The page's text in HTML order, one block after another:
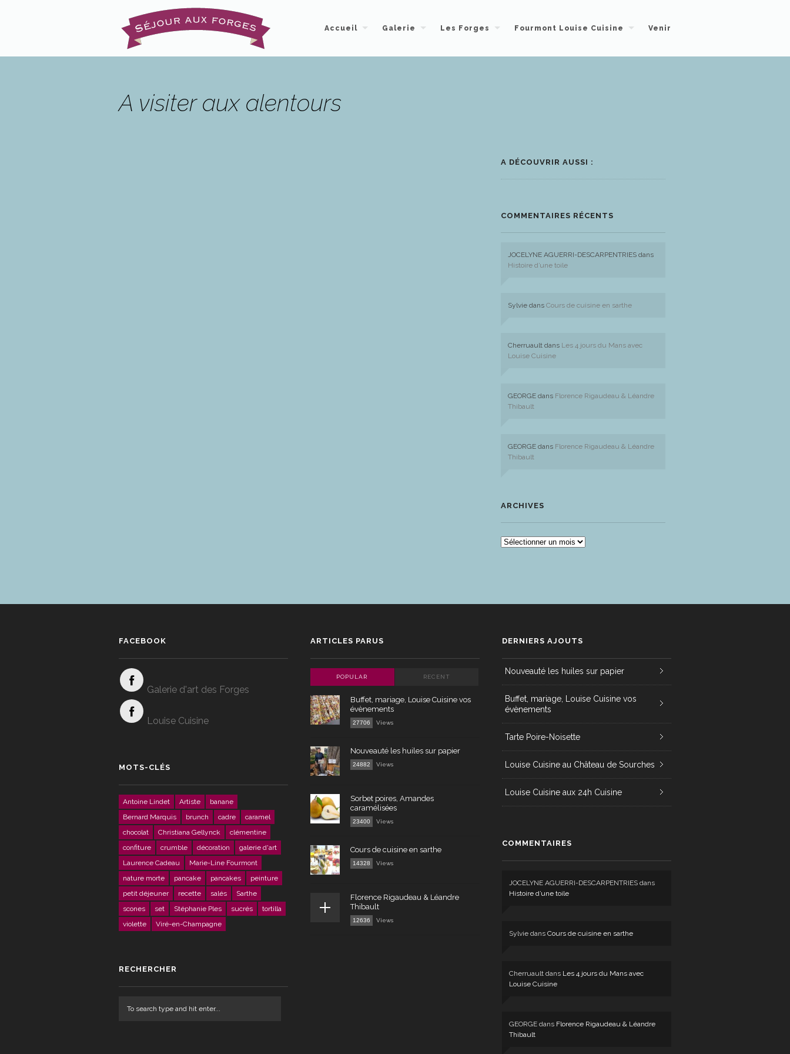
Accueil Galerie Les Forges Fourmont Louise Cuisine Venir
A visiter aux alentours
A DÉCOUVRIR AUSSI :
COMMENTAIRES RÉCENTS
JOCELYNE AGUERRI-DESCARPENTRIES dans
Histoire d’une toile
Sylvie dans Cours de cuisine en sarthe
Cherruault dans Les 4 jours du Mans avec
Louise Cuisine
GEORGE dans Florence Rigaudeau & Léandre
Thibault
GEORGE dans Florence Rigaudeau & Léandre
Thibault
ARCHIVES
ARCHIVES
FACEBOOK
Galerie d'art des Forges
Louise Cuisine
MOTS-CLÉS
Antoine Lindet Artiste
banane
Bernard Marquis
brunch cadre
caramel
chocolat
Christiana Gellynck
clémentine
confiture
crumble décoration
galerie d'art
Laurence Cadeau
Marie-Line Fourmont
nature morte
pancake pancakes
peinture
petit déjeuner
recette salés
Sarthe
scones
set Stéphanie Ples sucrés
tortilla
violette
Viré-en-Champagne
RECHERCHER
ARTICLES PARUS
POPULAR RECENT
Buffet, mariage, Louise Cuisine vos
évènements
27706 Views
Nouveauté les huiles sur papier
24882 Views
Sorbet poires, Amandes
caramélisées
23400 Views
Cours de cuisine en sarthe
14328 Views
Florence Rigaudeau & Léandre
Thibault
12636 Views
DERNIERS AJOUTS
Nouveauté les huiles sur papier
Buffet, mariage, Louise Cuisine vos
évènements
Tarte Poire-Noisette
Louise Cuisine au Château de Sourches
Louise Cuisine aux 24h Cuisine
COMMENTAIRES
JOCELYNE AGUERRI-DESCARPENTRIESdans
Histoire d’une toile
Sylviedans Cours de cuisine en sarthe
Cherruaultdans Les 4 jours du Mans avec
Louise Cuisine
GEORGEdans Florence Rigaudeau & Léandre
Thibault